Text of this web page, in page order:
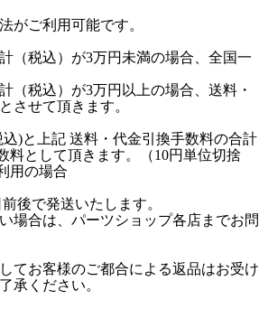
がご利用可能です。
（税込）が3万円未満の場合、全国一
（税込）が3万円以上の場合、送料・
させて頂きます。
)と上記 送料・代金引換手数料の合計
料として頂きます。（10円単位切捨
用の場合
後で発送いたします。
場合は、パーツショップ各店までお問
てお客様のご都合による返品はお受け
承ください。